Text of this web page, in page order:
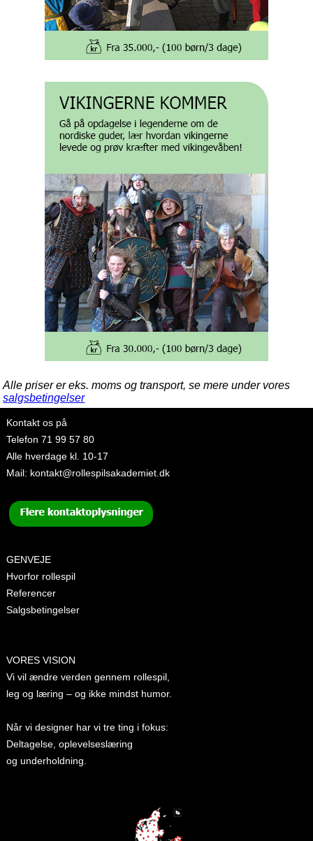
Alle priser er eks. moms og transport, se mere under vores
salgsbetingelser
Kontakt os på
Telefon 71 99 57 80
Alle hverdage kl. 10-17
Mail: kontakt@rollespilsakademiet.dk
GENVEJE
Hvorfor rollespil
Referencer
Salgsbetingelser
VORES VISION
Vi vil ændre verden gennem rollespil,
leg og læring – og ikke mindst humor.
Når vi designer har vi tre ting i fokus:
Deltagelse, oplevelseslæring
og underholdning.